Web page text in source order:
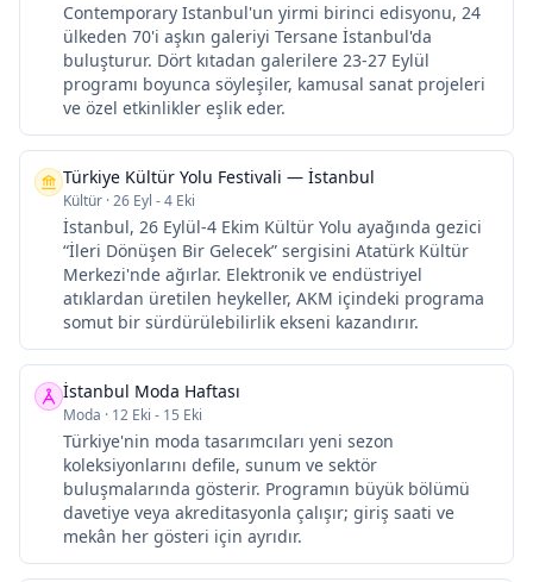
Contemporary Istanbul'un yirmi birinci edisyonu, 24
ülkeden 70'i aşkın galeriyi Tersane İstanbul'da
buluşturur. Dört kıtadan galerilere 23-27 Eylül
programı boyunca söyleşiler, kamusal sanat projeleri
ve özel etkinlikler eşlik eder.
Türkiye Kültür Yolu Festivali — İstanbul
Kültür ·26 Eyl - 4 Eki
İstanbul, 26 Eylül-4 Ekim Kültür Yolu ayağında gezici
“İleri Dönüşen Bir Gelecek” sergisini Atatürk Kültür
Merkezi'nde ağırlar. Elektronik ve endüstriyel
atıklardan üretilen heykeller, AKM içindeki programa
somut bir sürdürülebilirlik ekseni kazandırır.
İstanbul Moda Haftası
Moda · 12 Eki - 15 Eki
Türkiye'nin moda tasarımcıları yeni sezon
koleksiyonlarını defile, sunum ve sektör
buluşmalarında gösterir. Programın büyük bölümü
davetiye veya akreditasyonla çalışır; giriş saati ve
mekân her gösteri için ayrıdır.